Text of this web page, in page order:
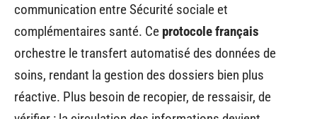
communication entre Sécurité sociale et
complémentaires santé. Ce protocole français
orchestre le transfert automatisé des données de
soins, rendant la gestion des dossiers bien plus
réactive. Plus besoin de recopier, de ressaisir, de